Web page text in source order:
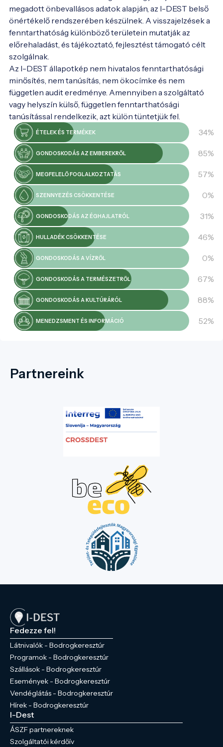
csendes utcák meséljenek Önnek vendégszeretetről, hitről
és a Tokaj-hegyaljai ember évszázados kultúrájáról!
megadott önbevallásos adatok alapján, az I-DEST belső
önértékelő rendszerében készülnek. A visszajelzések a
fenntarthatóság különböző területein mutatják az
előrehaladást, és tájékoztató, fejlesztést támogató célt
szolgálnak.
Az I-DEST állapotkép nem hivatalos fenntarthatósági
minősítés, nem tanúsítás, nem ökocímke és nem
független audit eredménye. Amennyiben a szolgáltató
vagy helyszín külső, független fenntarthatósági
tanúsítással rendelkezik, azt külön tüntetjük fel.
ÉTELEK ÉS TERMÉKEK 34%
GONDOSKODÁS AZ EMBEREKRŐL 85%
MEGFELELŐ FOGLALKOZTATÁS 57%
SZENNYEZÉS CSÖKKENTÉSE 0%
GONDOSKODÁS AZ ÉGHAJLATRÓL 31%
HULLADÉK CSÖKKENTÉSE 46%
GONDOSKODÁS A VÍZRŐL 0%
GONDOSKODÁS A TERMÉSZETRŐL 67%
GONDOSKODÁS A KULTÚRÁRÓL 88%
MENEDZSMENT ÉS INFORMÁCIÓ 52%
Partnereink
Fedezze fel!
Látnivalók - Bodrogkeresztúr
Programok - Bodrogkeresztúr
Szállások - Bodrogkeresztúr
Események - Bodrogkeresztúr
Vendéglátás - Bodrogkeresztúr
Hírek - Bodrogkeresztúr
I-Dest
ÁSZF partnereknek
Szolgáltatói kérdőív